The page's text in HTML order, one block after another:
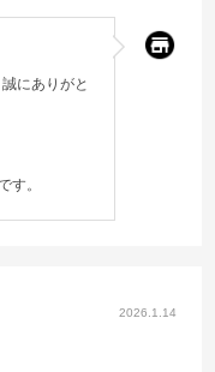
にありがと
す。
2026.1.14